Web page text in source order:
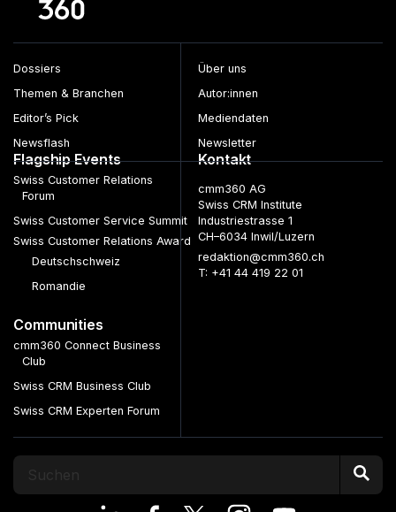
Dossiers
Themen & Branchen
Editor’s Pick
Newsflash
Über uns
Autor:innen
Mediendaten
Newsletter
Flagship Events
Swiss Customer Relations
Forum
Swiss Customer Service Summit
Swiss Customer Relations Award
Deutschschweiz
Romandie
Communities
cmm360 Connect Business
Club
Swiss CRM Business Club
Swiss CRM Experten Forum
Kontakt
cmm360 AG
Swiss CRM Institute
Industriestrasse 1
CH–6034 Inwil/Luzern
redaktion@cmm360.ch
T: +41 44 419 22 01